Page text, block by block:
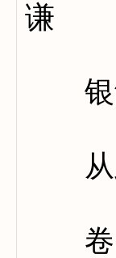
谦
银缸
从此
卷